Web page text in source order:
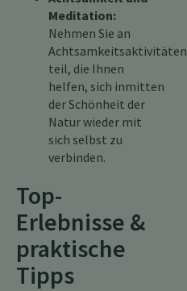
Meditation:
Nehmen Sie an
Achtsamkeitsaktivitäten
teil, die Ihnen
helfen, sich inmitten
der Schönheit der
Natur wieder mit
sich selbst zu
verbinden.
Top-
Erlebnisse &
praktische
Tipps